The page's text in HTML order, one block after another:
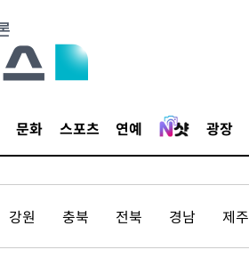
문화 스포츠 연예 광장
강원 충북 전북 경남 제주